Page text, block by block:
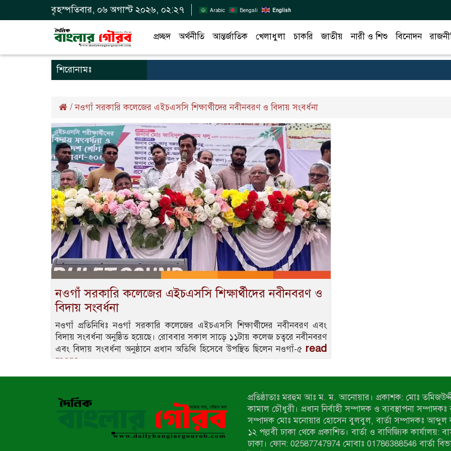
বৃহস্পতিবার, ০৬ অগাস্ট ২০২৬, ০২:২৭ Arabic Bengali English
প্রচ্ছদ অর্থনীতি আন্তর্জাতিক খেলাধুলা চাকরি জাতীয় নারী ও শিশু বিনোদন
শিরোনামঃ
/নওগাঁ সরকারি কলেজের এইচএসসি শিক্ষার্থীদের নবীনবরণ ও বিদায় সংবর্ধনা
নওগাঁ সরকারি কলেজের এইচএসসি শিক্ষার্থীদের নবীনবরণ ও
বিদায় সংবর্ধনা
নওগাঁ প্রতিনিধিঃ নওগাঁ সরকারি কলেজের এইচএসসি শিক্ষার্থীদের নবীনবরণ এবং
বিদায় সংবর্ধনা অনুষ্ঠিত হয়েছে। রোববার সকাল সাড়ে ১১টায় কলেজ চত্বরে নবীনবরণ
এবং বিদায় সংবর্ধনা অনুষ্ঠানে প্রধান অতিথি হিসেবে উপস্থিত ছিলেন নওগাঁ-৫ read
more
প্রতিষ্ঠাতাঃ মরহুম আঃ ম. ম. আনোয়ার। প্রকাশক: মোঃ
কামাল চৌধুরী। প্রধান নির্বাহী সম্পাদক ও ব্যবস্থাপনা
সম্পাদক মোঃ মনোয়ার হোসেন বুলবুল, বার্তা সম্পাদকঃ
১২ পল্লবী ঢাকা থেকে প্রকাশিত। বার্তা ও বাণিজ্যিক
ঢাকা। ফোন: 02587747974 মোবাঃ 01786388546 বার্তা